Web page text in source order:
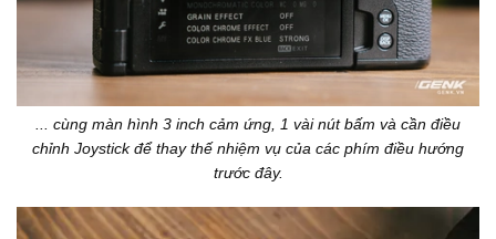
... cùng màn hình 3 inch cảm ứng, 1 vài nút bấm và cần điều
chỉnh Joystick để thay thế nhiệm vụ của các phím điều hướng
trước đây.